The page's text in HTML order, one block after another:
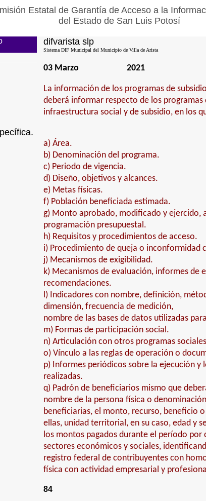
Estatal de Garantía de Acceso a la
del Estado de San Luis Potosí
difvarista slp
Sistema DIF Municipal del Municipio de Villa de Arista
03 Marzo 2021
La información de los programas de
deberá informar respecto de los
infraestructura social y de subsidio, en los
a) Área.
b) Denominación del programa.
c) Periodo de vigencia.
d) Diseño, objetivos y alcances.
e) Metas físicas.
f) Población beneficiada estimada.
g) Monto aprobado, modificado y ejercido,
programación presupuestal.
h) Requisitos y procedimientos de acceso.
i) Procedimiento de queja o inconformidad
j) Mecanismos de exigibilidad.
k) Mecanismos de evaluación, informes de
recomendaciones.
l) Indicadores con nombre, definición,
dimensión, frecuencia de medición,
nombre de las bases de datos utilizadas
m) Formas de participación social.
n) Articulación con otros programas
o) Vínculo a las reglas de operación o
p) Informes periódicos sobre la ejecución y
realizadas.
q) Padrón de beneficiarios mismo que
nombre de la persona física o
beneficiarias, el monto, recurso, beneficio
ellas, unidad territorial, en su caso, edad y
los montos pagados durante el período por
sectores económicos y sociales,
registro federal de contribuyentes con
física con actividad empresarial y
84